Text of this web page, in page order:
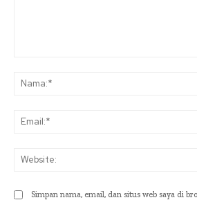
Simpan nama, email, dan situs web saya di